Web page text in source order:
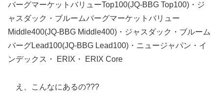
バーグマーケットバリューTop100(JQ-BBG Top100)・ジ
ャスダック・ブルームバーグマーケットバリュー
Middle400(JQ-BBG Middle400)・ジャスダック・ブルーム
バーグLead100(JQ-BBG Lead100)・ニュージャパン・イ
ンデックス・ ERIX・ ERIX Core
え、こんなにあるの???